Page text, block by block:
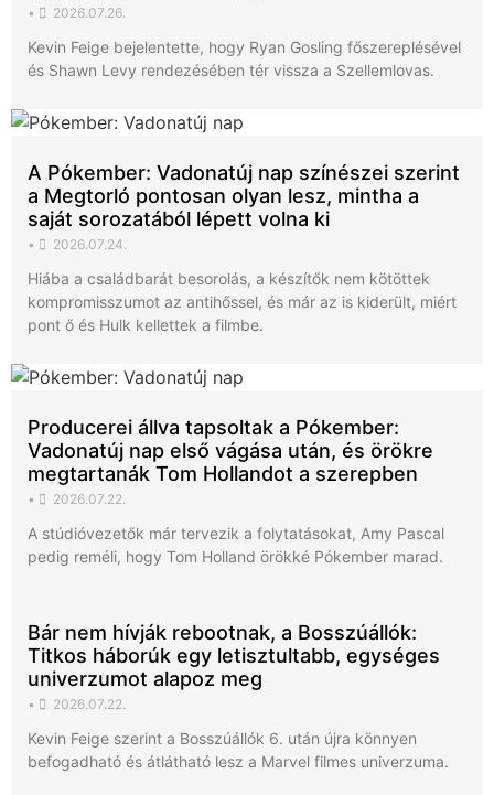
• 2026.07.26.
Kevin Feige bejelentette, hogy Ryan Gosling főszereplésével
és Shawn Levy rendezésében tér vissza a Szellemlovas.
A Pókember: Vadonatúj nap színészei szerint
a Megtorló pontosan olyan lesz, mintha a
saját sorozatából lépett volna ki
• 2026.07.24.
Hiába a családbarát besorolás, a készítők nem kötöttek
kompromisszumot az antihőssel, és már az is kiderült, miért
pont ő és Hulk kellettek a filmbe.
Producerei állva tapsoltak a Pókember:
Vadonatúj nap első vágása után, és örökre
megtartanák Tom Hollandot a szerepben
• 2026.07.22.
A stúdióvezetők már tervezik a folytatásokat, Amy Pascal
pedig reméli, hogy Tom Holland örökké Pókember marad.
Bár nem hívják rebootnak, a Bosszúállók:
Titkos háborúk egy letisztultabb, egységes
univerzumot alapoz meg
• 2026.07.22.
Kevin Feige szerint a Bosszúállók 6. után újra könnyen
befogadható és átlátható lesz a Marvel filmes univerzuma.